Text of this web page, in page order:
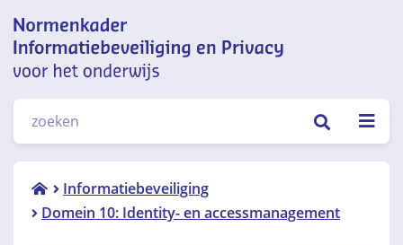
en privacy voor het onderwijs
ZOEKEN
Informatiebeveiliging
Domein 10: Identity- en accessmanagement
Norm
ID.03